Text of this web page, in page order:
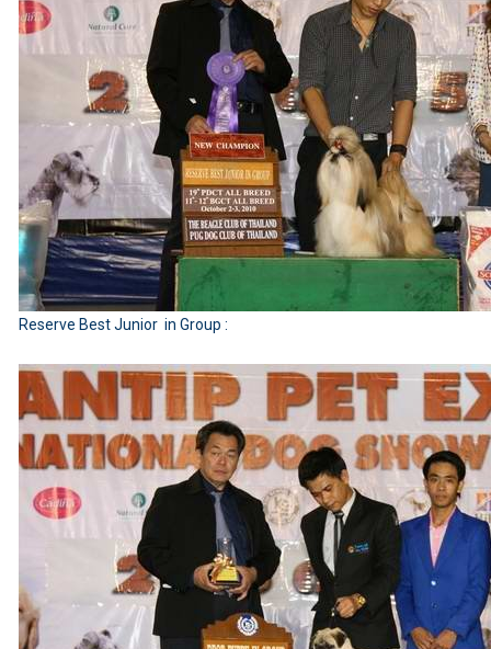
Reserve Best Junior in Group :